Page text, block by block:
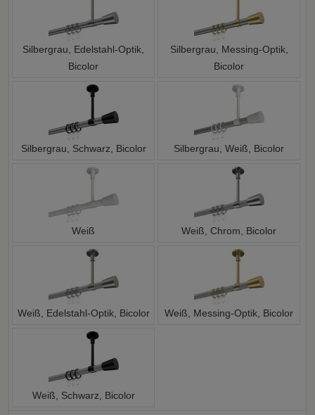
Silbergrau, Edelstahl-Optik,
Bicolor
Silbergrau, Messing-Optik,
Bicolor
Silbergrau, Schwarz, Bicolor Silbergrau, Weiß, Bicolor
Weiß Weiß, Chrom, Bicolor
Weiß, Edelstahl-Optik, Bicolor Weiß, Messing-Optik, Bicolor
Weiß, Schwarz, Bicolor